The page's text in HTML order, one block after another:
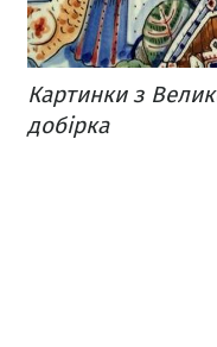
Картинки з
добірка